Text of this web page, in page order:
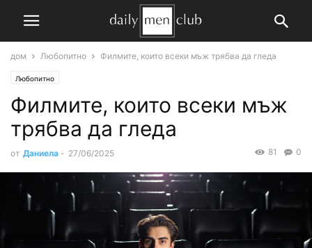
дом Любопитно Филмите, които всеки мъж трябва да гледа
Любопитно
Филмите, които всеки мъж
трябва да гледа
от Даниела - 27/06/2025 0
81